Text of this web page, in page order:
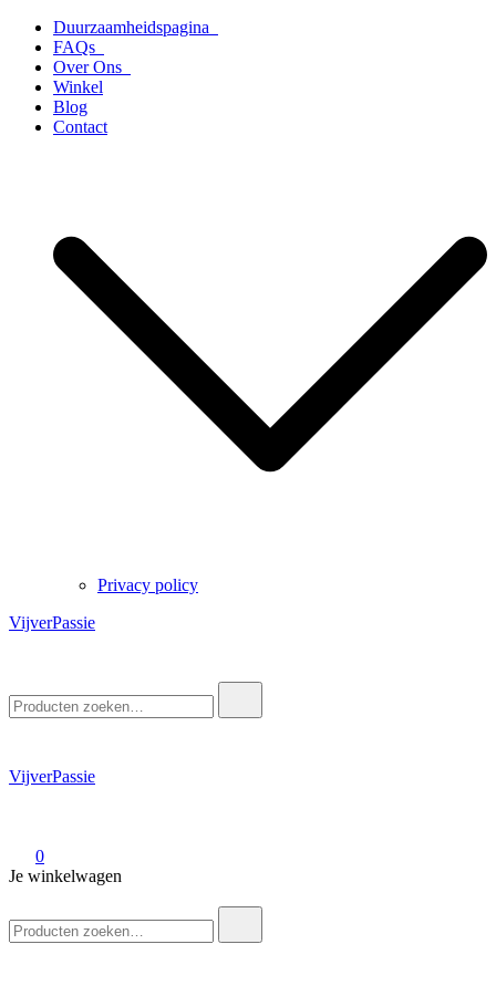
naar
inhoud
Duurzaamheidspagina
FAQs
Over Ons
Winkel
Blog
Contact
Privacy policy
VijverPassie
naar:
VijverPassie
0
Je winkelwagen
naar: